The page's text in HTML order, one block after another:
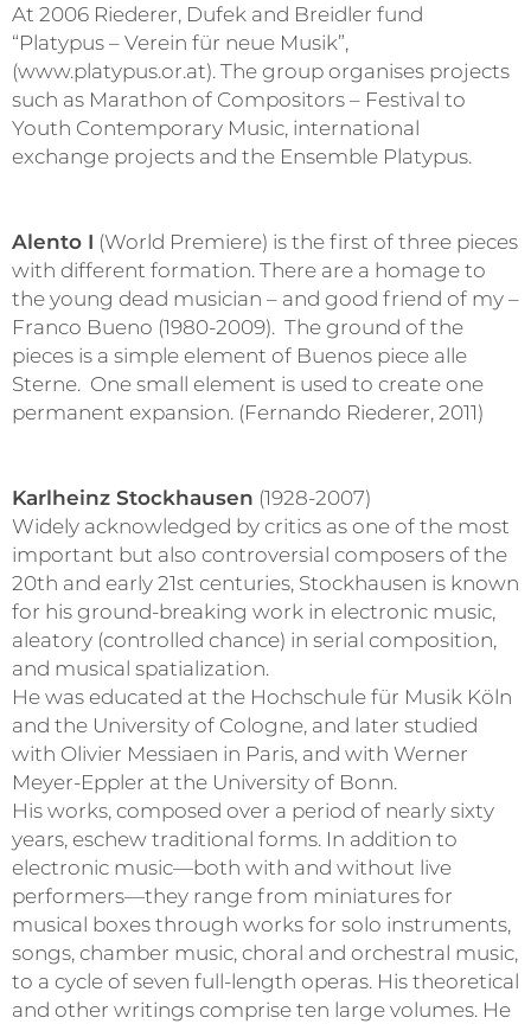
At 2006 Riederer, Dufek and Breidler fund
“Platypus – Verein für neue Musik”,
(www.platypus.or.at). The group organises projects
such as Marathon of Compositors – Festival to
Youth Contemporary Music, international
exchange projects and the Ensemble Platypus.
Alento I (World Premiere) is the first of three pieces
with different formation. There are a homage to
the young dead musician – and good friend of my –
Franco Bueno (1980-2009). The ground of the
pieces is a simple element of Buenos piece alle
Sterne. One small element is used to create one
permanent expansion. (Fernando Riederer, 2011)
Karlheinz Stockhausen (1928-2007)
Widely acknowledged by critics as one of the most
important but also controversial composers of the
20th and early 21st centuries, Stockhausen is known
for his ground-breaking work in electronic music,
aleatory (controlled chance) in serial composition,
and musical spatialization.
He was educated at the Hochschule für Musik Köln
and the University of Cologne, and later studied
with Olivier Messiaen in Paris, and with Werner
Meyer-Eppler at the University of Bonn.
His works, composed over a period of nearly sixty
years, eschew traditional forms. In addition to
electronic music—both with and without live
performers—they range from miniatures for
musical boxes through works for solo instruments,
songs, chamber music, choral and orchestral music,
to a cycle of seven full-length operas. His theoretical
and other writings comprise ten large volumes. He